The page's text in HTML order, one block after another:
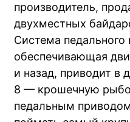
производитель,
двухместных
Система педального
обеспечивающая
и назад, приводит в
8 — крошечную
педальным